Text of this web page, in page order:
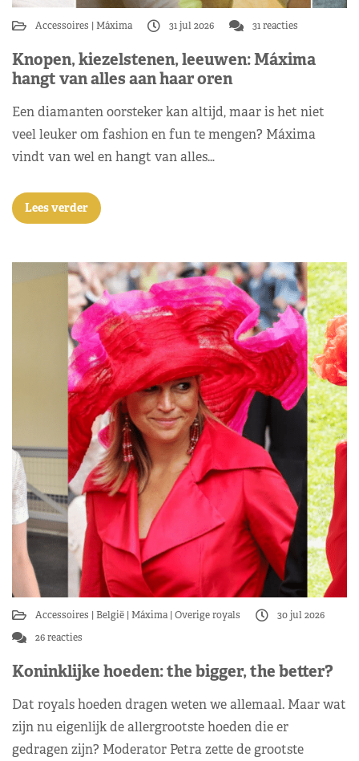
Accessoires Máxima 31 jul 2026 31 reacties
Knopen, kiezelstenen, leeuwen: Máxima
hangt van alles aan haar oren
Een diamanten oorsteker kan altijd, maar is het niet
veel leuker om fashion en fun te mengen? Máxima
vindt van wel en hangt van alles…
Lees verder
Accessoires België Máxima Overige royals
30 jul 2026
26 reacties
Koninklijke hoeden: the bigger, the better?
Dat royals hoeden dragen weten we allemaal. Maar wat
zijn nu eigenlijk de allergrootste hoeden die er
gedragen zijn? Moderator Petra zette de grootste